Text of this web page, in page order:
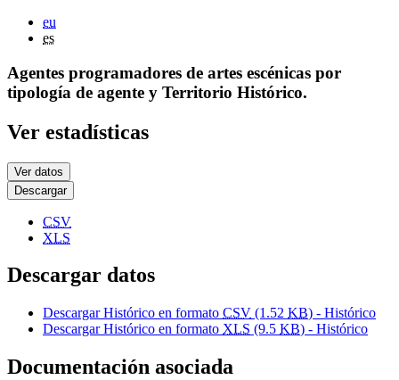
eu
es
Agentes programadores de artes escénicas por
tipología de agente y Territorio Histórico.
Ver estadísticas
Ver datos
Descargar
CSV
XLS
Descargar datos
Descargar Histórico en formato CSV (1.52 KB) - Histórico
Descargar Histórico en formato XLS (9.5 KB) - Histórico
Documentación asociada